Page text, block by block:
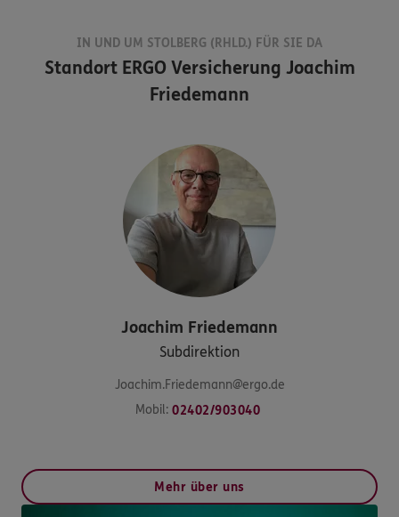
IN UND UM STOLBERG (RHLD.) FÜR SIE DA
Standort ERGO Versicherung Joachim
Friedemann
Joachim Friedemann
Subdirektion
Joachim.Friedemann@ergo.de
Mobil: 02402/903040
Mehr über uns